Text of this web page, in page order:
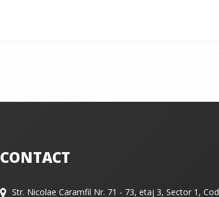
CONTACT
Str. Nicolae Caramfil Nr. 71 - 73, etaj 3, Sector 1, Cod